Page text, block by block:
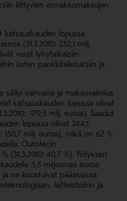
liittyvien ennakkomaksujen
lopussa
(31.3.2010: 232,1 milj.
varat lyhytaikaisiin
kuten pankkitalletuksiin ja
säilyi vahvana ja maksuvalmius
katsauskauden lopussa olivat
-179,5 milj. euroa). Saadut
lopussa olivat 244,1
150,7 milj. euroa), mikä on 62 %
Outotecin
(31.3.2010: 40,7 %). Yrityksen
3,5 miljoonaa euroa
ja ne koostuivat pääasiassa
laitteistoihin ja